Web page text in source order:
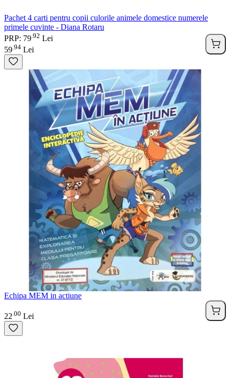
Pachet 4 carti pentru copii culorile animele domestice numerele
primele cuvinte - Diana Rotaru
PRP: 79 92 Lei
59 94 Lei
Echipa MEM in actiune
22 00 Lei